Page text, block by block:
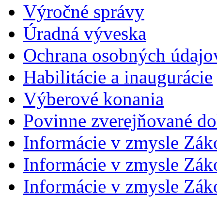
Výročné správy
Úradná výveska
Ochrana osobných
Habilitácie a inaugurácie
Výberové konania
Povinne zverejňované
Informácie v zmysle
Informácie v zmysle
Informácie v zmysle